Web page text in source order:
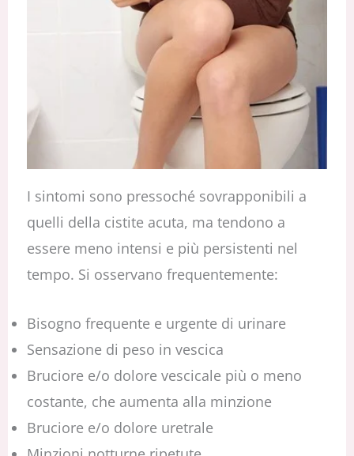
I sintomi sono pressoché sovrapponibili a
quelli della cistite acuta, ma tendono a
essere meno intensi e più persistenti nel
tempo. Si osservano frequentemente:
Bisogno frequente e urgente di urinare
Sensazione di peso in vescica
Bruciore e/o dolore vescicale più o meno
costante, che aumenta alla minzione
Bruciore e/o dolore uretrale